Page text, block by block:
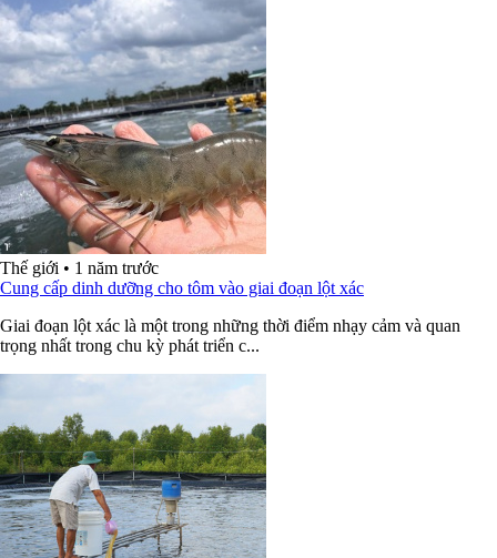
Thế giới • 1 năm trước
Cung cấp dinh dưỡng cho tôm vào giai đoạn lột xác
Giai đoạn lột xác là một trong những thời điểm nhạy cảm và quan
trọng nhất trong chu kỳ phát triển c...